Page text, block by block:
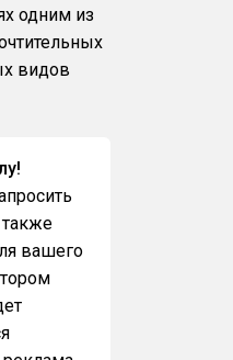
одним из
видов
также
вашего